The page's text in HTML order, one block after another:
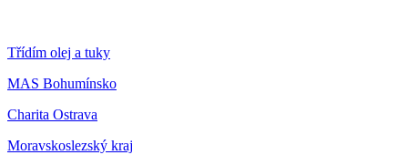
Třídím olej a tuky
MAS Bohumínsko
Charita Ostrava
Moravskoslezský kraj